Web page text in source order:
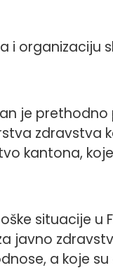
i organizaciju
je
zdravstva
kantona,
situacije u
javno
a koje